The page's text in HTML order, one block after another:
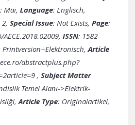
: Mai, Language: Englisch,
2, Special Issue: Not Exists, Page:
AECE.2018.02009, ISSN: 1582-
Printversion+Elektronisch, Article
abstractplus.php?
, Subject Matter
Temel Alanı->Elektrik-
Article Type: Originalartikel,